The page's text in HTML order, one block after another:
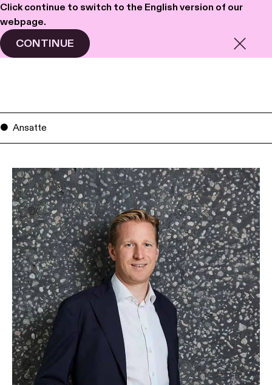
Click continue to switch to the English version of our
webpage.
CONTINUE
Haavind Meny
Ansatte